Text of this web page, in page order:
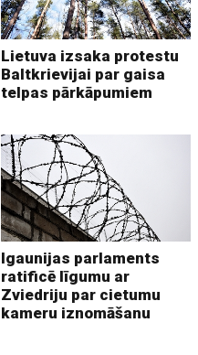
Lietuva izsaka protestu
Baltkrievijai par gaisa
telpas pārkāpumiem
Igaunijas parlaments
ratificē līgumu ar
Zviedriju par cietumu
kameru iznomāšanu